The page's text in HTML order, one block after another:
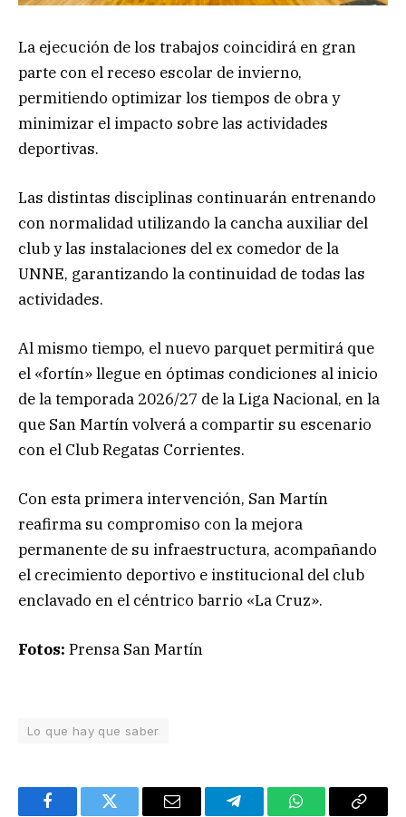
La ejecución de los trabajos coincidirá en gran
parte con el receso escolar de invierno,
permitiendo optimizar los tiempos de obra y
minimizar el impacto sobre las actividades
deportivas.
Las distintas disciplinas continuarán entrenando
con normalidad utilizando la cancha auxiliar del
club y las instalaciones del ex comedor de la
UNNE, garantizando la continuidad de todas las
actividades.
Al mismo tiempo, el nuevo parquet permitirá que
el «fortín» llegue en óptimas condiciones al inicio
de la temporada 2026/27 de la Liga Nacional, en la
que San Martín volverá a compartir su escenario
con el Club Regatas Corrientes.
Con esta primera intervención, San Martín
reafirma su compromiso con la mejora
permanente de su infraestructura, acompañando
el crecimiento deportivo e institucional del club
enclavado en el céntrico barrio «La Cruz».
Fotos: Prensa San Martín
Lo que hay que saber